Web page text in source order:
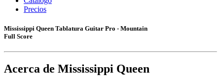
Precios
Mississippi Queen Tablatura Guitar Pro - Mountain
Full Score
Acerca de Mississippi Queen